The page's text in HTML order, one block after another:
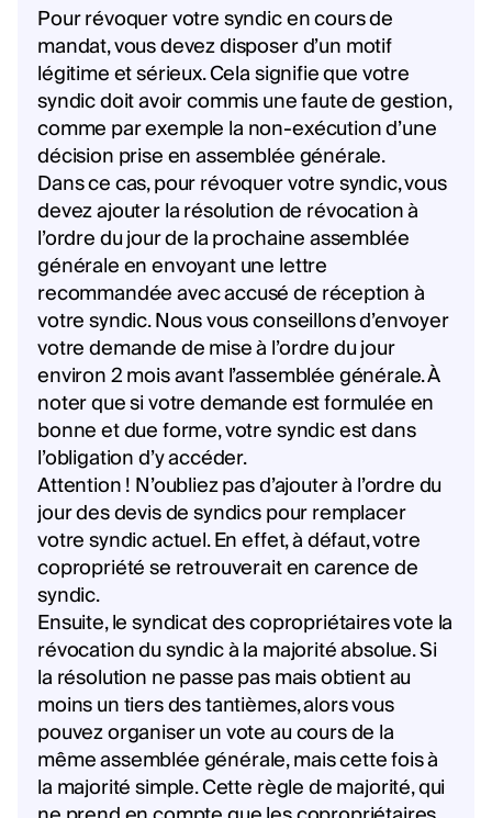
Pour révoquer votre syndic en cours de
mandat, vous devez disposer d’un motif
légitime et sérieux. Cela signifie que votre
syndic doit avoir commis une faute de gestion,
comme par exemple la non-exécution d’une
décision prise en assemblée générale.
Dans ce cas, pour révoquer votre syndic, vous
devez ajouter la résolution de révocation à
l’ordre du jour de la prochaine assemblée
générale en envoyant une lettre
recommandée avec accusé de réception à
votre syndic. Nous vous conseillons d’envoyer
votre demande de mise à l’ordre du jour
environ 2 mois avant l’assemblée générale. À
noter que si votre demande est formulée en
bonne et due forme, votre syndic est dans
l’obligation d’y accéder.
Attention ! N’oubliez pas d’ajouter à l’ordre du
jour des devis de syndics pour remplacer
votre syndic actuel. En effet, à défaut, votre
copropriété se retrouverait en carence de
syndic.
Ensuite, le syndicat des copropriétaires vote la
révocation du syndic à la majorité absolue. Si
la résolution ne passe pas mais obtient au
moins un tiers des tantièmes, alors vous
pouvez organiser un vote au cours de la
même assemblée générale, mais cette fois à
la majorité simple. Cette règle de majorité, qui